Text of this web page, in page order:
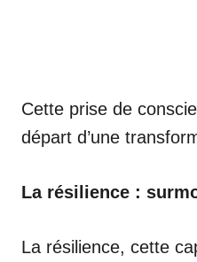
Cette prise de
départ d’une
La résilience :
La résilience, cette